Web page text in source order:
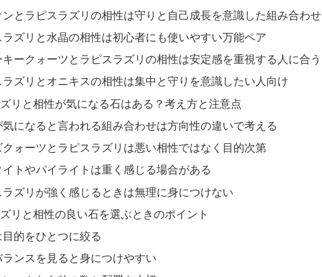
ンとラピスラズリの相性は守りと自己成長を意識した組み合わせ
ラズリと水晶の相性は初心者にも使いやすい万能ペア
キークォーツとラピスラズリの相性は安定感を重視する人に合う
ラズリとオニキスの相性は集中と守りを意識したい人向け
リと相性が気になる石はある？考え方と注意点
になると言われる組み合わせは方向性の違いで考える
クォーツとラピスラズリは悪い相性ではなく目的次第
トやパイライトは重く感じる場合がある
ラズリが強く感じるときは無理に身につけない
リと相性の良い石を選ぶときのポイント
目的をひとつに絞る
ランスを見ると身につけやすい